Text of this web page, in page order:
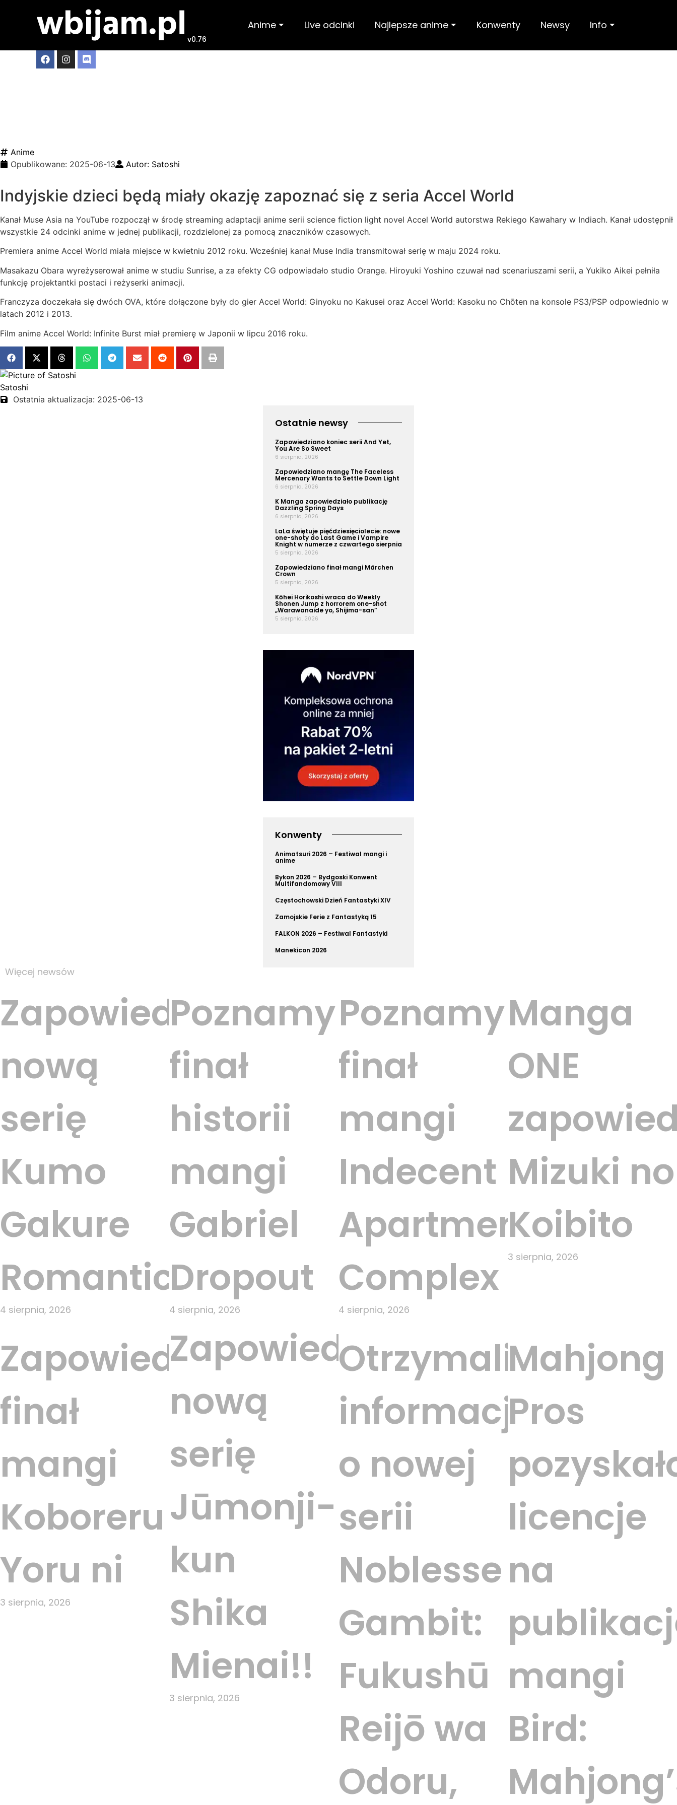
v0.76
Anime ⏷ Live odcinki Najlepsze anime ⏷ Konwenty Newsy Info ⏷
Anime
Opublikowane: 2025-06-13 Autor: Satoshi
Indyjskie dzieci będą miały okazję zapoznać się z seria Accel World
Kanał Muse Asia na YouTube rozpoczął w środę streaming adaptacji anime serii science fiction light novel Accel World autorstwa Rekiego Kawahary w Indiach. Kanał udostępnił
wszystkie 24 odcinki anime w jednej publikacji, rozdzielonej za pomocą znaczników czasowych.
Premiera anime Accel World miała miejsce w kwietniu 2012 roku. Wcześniej kanał Muse India transmitował serię w maju 2024 roku.
Masakazu Obara wyreżyserował anime w studiu Sunrise, a za efekty CG odpowiadało studio Orange. Hiroyuki Yoshino czuwał nad scenariuszami serii, a Yukiko Aikei pełniła
funkcję projektantki postaci i reżyserki animacji.
Franczyza doczekała się dwóch OVA, które dołączone były do gier Accel World: Ginyoku no Kakusei oraz Accel World: Kasoku no Chōten na konsole PS3/PSP odpowiednio w
latach 2012 i 2013.
Film anime Accel World: Infinite Burst miał premierę w Japonii w lipcu 2016 roku.
Satoshi
Ostatnia aktualizacja: 2025-06-13
Ostatnie newsy
Zapowiedziano koniec serii And Yet,
You Are So Sweet
6 sierpnia, 2026
Zapowiedziano mangę The Faceless
Mercenary Wants to Settle Down Light
6 sierpnia, 2026
K Manga zapowiedziało publikację
Dazzling Spring Days
6 sierpnia, 2026
LaLa świętuje pięćdziesięciolecie: nowe
one-shoty do Last Game i Vampire
Knight w numerze z czwartego sierpnia
5 sierpnia, 2026
Zapowiedziano finał mangi Märchen
Crown
5 sierpnia, 2026
Kōhei Horikoshi wraca do Weekly
Shonen Jump z horrorem one-shot
„Warawanaide yo, Shijima-san”
5 sierpnia, 2026
Konwenty
Animatsuri 2026 – Festiwal mangi i
anime
Bykon 2026 – Bydgoski Konwent
Multifandomowy VIII
Częstochowski Dzień Fantastyki XIV
Zamojskie Ferie z Fantastyką 15
FALKON 2026 – Festiwal Fantastyki
Manekicon 2026
Więcej newsów
Zapowiedziano
nową
serię
Kumo
Gakure
Romantic
4 sierpnia, 2026
Poznamy
finał
historii
mangi
Gabriel
Dropout
4 sierpnia, 2026
Poznamy
finał
mangi
Indecent
Apartment
Complex
4 sierpnia, 2026
Manga
ONE
Mizuki no
Koibito
3 sierpnia, 2026
Zapowiedziano
finał
mangi
Koboreru
Yoru ni
3 sierpnia, 2026
Zapowiedziano
nową
serię
Jūmonji-
kun
Shika
Mienai!!
3 sierpnia, 2026
Otrzymaliśmy
informacje
o nowej
serii
Noblesse
Gambit:
Fukushū
Reijō wa
Odoru,
Mahjong
Pros
licencje
na
mangi
Bird: